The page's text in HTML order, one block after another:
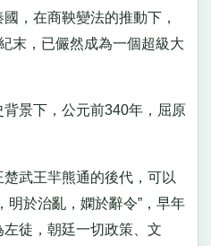
，在商鞅變法的推動下，
末，已儼然成為一個超級大
景下，公元前340年，屈原
武王羋熊通的後代，可以
明於治亂，嫻於辭令”，早年
徒，朝廷一切政策、文